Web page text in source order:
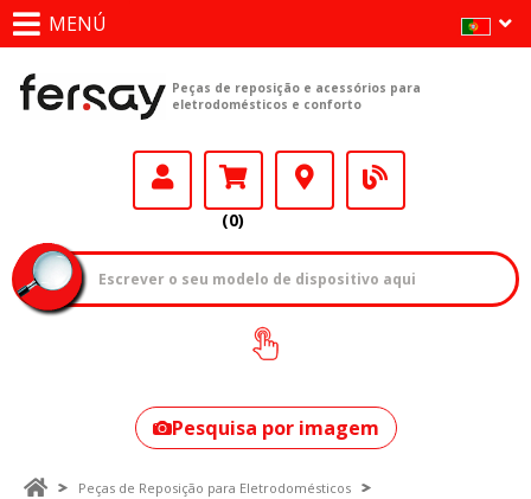
MENÚ
Peças de reposição e acessórios para
eletrodomésticos e conforto
(0)
Como encontrar
o seu modelo?
Pesquisa por imagem
Peças de Reposição para Eletrodomésticos